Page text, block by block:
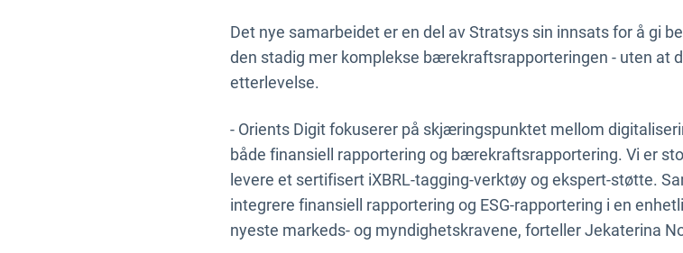
Det nye samarbeidet er en del av Stratsys sin innsats for å gi
den stadig mer komplekse bærekraftsrapporteringen - uten at
etterlevelse.
- Orients Digit fokuserer på skjæringspunktet mellom
både finansiell rapportering og bærekraftsrapportering. Vi er
levere et sertifisert iXBRL-tagging-verktøy og ekspert-støtte.
integrere finansiell rapportering og ESG-rapportering i en
nyeste markeds- og myndighetskravene, forteller Jekaterina